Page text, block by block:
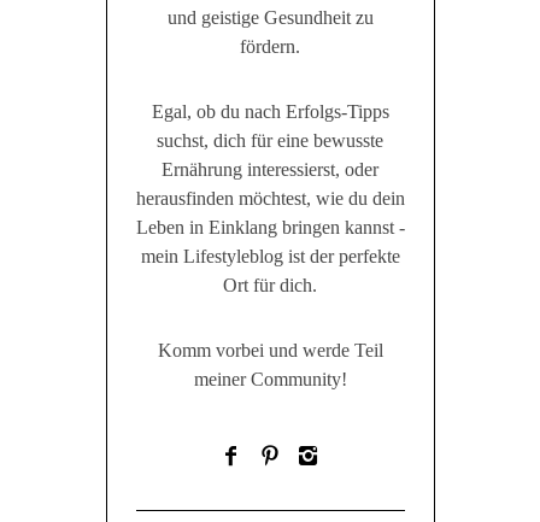
und geistige Gesundheit zu
fördern.
Egal, ob du nach Erfolgs-Tipps
suchst, dich für eine bewusste
Ernährung interessierst, oder
herausfinden möchtest, wie du dein
Leben in Einklang bringen kannst -
mein Lifestyleblog ist der perfekte
Ort für dich.
Komm vorbei und werde Teil
meiner Community!